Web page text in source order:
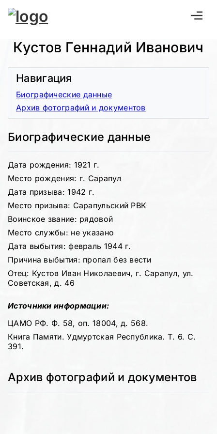
Кустов Геннадий Иванович
Биографические данные
Дата рождения: 1921 г.
Место рождения: г. Сарапул
Дата призыва: 1942 г.
Место призыва: Сарапульский РВК
Воинское звание: рядовой
Место службы: не указано
Дата выбытия: февраль 1944 г.
Причина выбытия: пропал без вести
Отец: Кустов Иван Николаевич, г. Сарапул, ул.
Советская, д. 46
Источники информации:
ЦАМО РФ. Ф. 58, оп. 18004, д. 568.
Книга Памяти. Удмуртская Республика. Т. 6. С.
391.
Навигация
Биографические данные
Архив фотографий и документов
Архив фотографий и документов